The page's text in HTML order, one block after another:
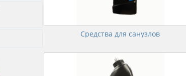
Средства для санузлов